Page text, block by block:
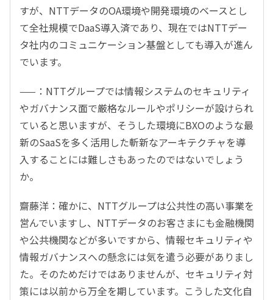
すが、NTTデータのOA環境や開発環境のベースとし
て全社規模でDaaS導入済であり、現在ではNTTデー
タ社内のコミュニケーション基盤としても導入が進ん
でいます。
——：NTTグループでは情報システムのセキュリティ
やガバナンス面で厳格なルールやポリシーが設けられ
ていると思いますが、そうした環境にBXOのような最
新のSaaSを多く活用した斬新なアーキテクチャを導
入することには難しさもあったのではないでしょう
か。
齋藤洋：確かに、NTTグループは公共性の高い事業を
営んでいますし、NTTデータのお客さまにも金融機関
や公共機関などが多いですから、情報セキュリティや
情報ガバナンスへの懸念には気を遣う必要がありまし
た。そのためだけではありませんが、セキュリティ対
策には以前から万全を期しています。こうした文化自